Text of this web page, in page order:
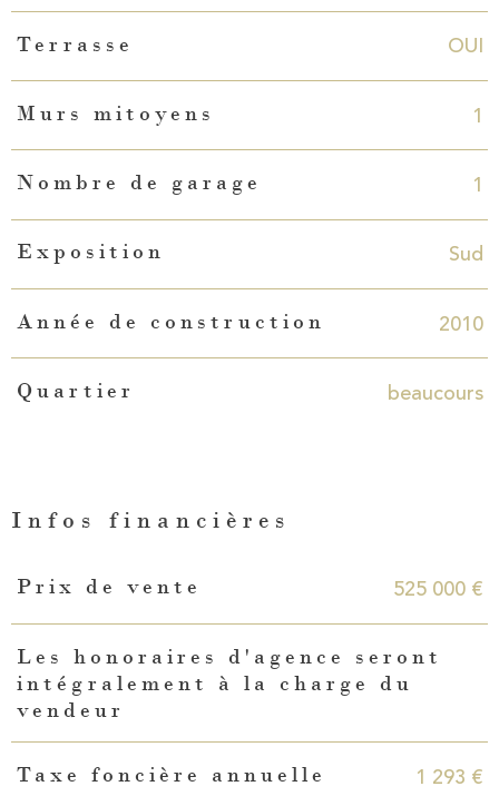
Terrasse OUI
Murs mitoyens 1
Nombre de garage 1
Exposition Sud
Année de construction 2010
Quartier beaucours
Infos financières
Caractéristiques Valeurs
Prix de vente 525 000 €
Les honoraires d'agence seront
intégralement à la charge du
vendeur
Taxe foncière annuelle 1 293 €